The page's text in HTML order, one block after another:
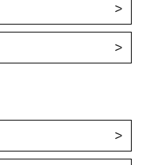
＞
＞
＞